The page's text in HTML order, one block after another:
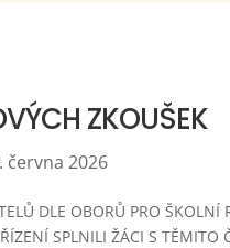
ZKOUŠEK
června 2026
DLE OBORŮ PRO ŠKOLNÍ
SPLNILI ŽÁCI S TĚMITO